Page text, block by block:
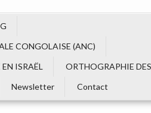
CONGOLAISE (ANC)
ISRAËL
ORTHOGRAPHIE
Newsletter Contact